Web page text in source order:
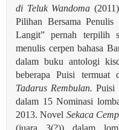
di Teluk Wandoma
Pilihan Bersama
Langit” pernah terpilih
menulis cerpen bahasa
dalam buku antologi
beberapa Puisi termuat
Tadarus Rembulan. Puisi
dalam 15 Nominasi
2013. Novel Sekaca
(juara 3(?)) dalam